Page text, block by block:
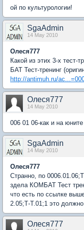
ой по культурологии!
SgaAdmin
14 May 2010
Олеся777
Какой из этих 3-х тест-
БАТ Тест-тренинг
http://antimuh.ru/
Олеся777
14 May 2010
006 01 06-как и на юните
SgaAdmin
14 May 2010
Олеся777
Странно, по
здела КОМБАТ Тест
что есть по ссылке
2.05;Т-Т.01;1 это
Олеся777